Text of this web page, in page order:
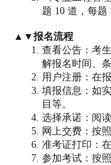
题 10 道，每题
▲▼报名流程
查看公告：考
解报名时间、
用户注册：在
填报信息：如
目等。
选择承诺：阅
网上交费：按
准考证打印：
参加考试：按